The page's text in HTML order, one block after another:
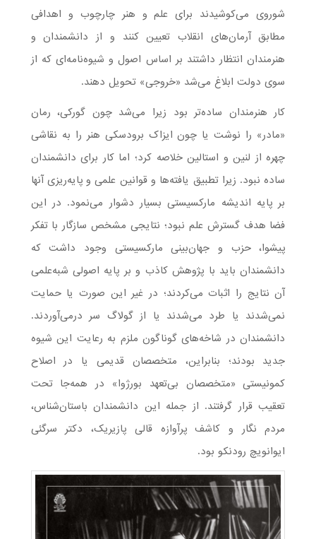
شوروی می‌کوشیدند برای علم و هنر چارچوب و اهدافی
مطابق آرمان‌های انقلاب تعیین کنند و از دانشمندان و
هنرمندان انتظار داشتند بر اساس اصول و شیوه‌نامه‌ای که از
سوی دولت ابلاغ می‌شد «خروجی» تحویل دهند.
کار هنرمندان ساده‌تر بود زیرا می‌شد چون گورکی، رمان
«مادر» را نوشت یا چون ایزاک برودسکی هنر را به نقاشی
چهره از لنین و استالین خلاصه کرد؛ اما کار برای دانشمندان
ساده نبود. زیرا تطبیق یافته‌ها و قوانین علمی و پایه‌ریزی آنها
بر پایه اندیشه مارکسیستی بسیار دشوار می‌نمود. در این
فضا هدف گسترش علم نبود؛ نتایجی مشخص سازگار با تفکر
پیشوا، حزب و جهان‌بینی مارکسیستی وجود داشت که
دانشمندان باید با پژوهش کاذب و بر پایه اصولی شبه‌علمی‌
آن نتایج را اثبات می‌کردند؛ در غیر این صورت یا حمایت
نمی‌شدند یا طرد می‌شدند یا از گولاگ سر درمی‌آوردند.
دانشمندان در شاخه‌های گوناگون ملزم به رعایت این شیوه
جدید بودند؛ بنابراین، متخصصان قدیمی یا در اصلاح
کمونیستی «متخصصان بی‌تعهد بورژوا» در همه‌جا تحت
تعقیب قرار گرفتند. از جمله این دانشمندان باستان‌شناس،
مردم نگار و کاشف پرآوازه قالی پازیریک، دکتر سرگئی
ایوانویچ رودنکو بود.